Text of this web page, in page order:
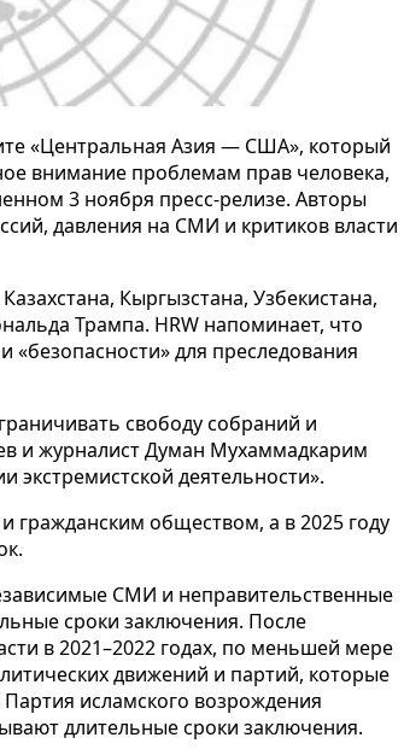
«Центральная Азия — США», который
внимание проблемам прав человека,
3 ноября пресс-релизе. Авторы
давления на СМИ и критиков власти
Кыргызстана, Узбекистана,
Трампа. HRW напоминает, что
для преследования
свободу собраний и
и журналист Думан Мухаммадкарим
деятельности».
гражданским обществом, а в 2025 году
СМИ и неправительственные
сроки заключения. После
в 2021–2022 годах, по меньшей мере
движений и партий, которые
исламского возрождения
длительные сроки заключения.